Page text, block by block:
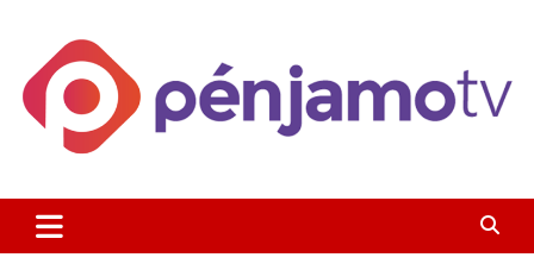
content
Penjamotv
Gto y la region.